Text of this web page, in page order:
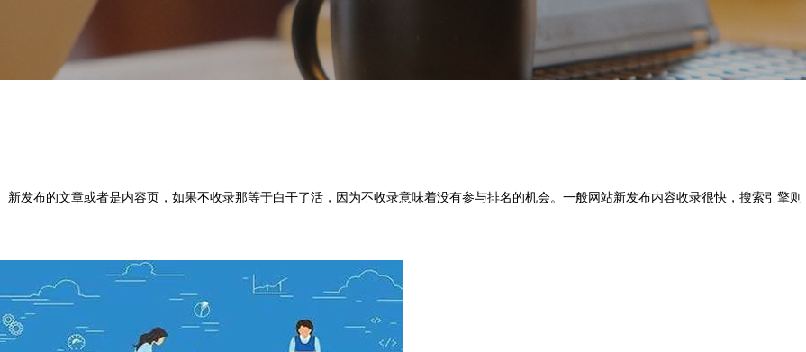
发布的文章或者是内容页，如果不收录那等于白干了活，因为不收录意味着没有参与排名的机会。一般网站新发布内容收录很快，搜索引擎则